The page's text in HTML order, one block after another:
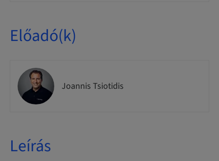
Előadó(k)
Joannis Tsiotidis
Leírás